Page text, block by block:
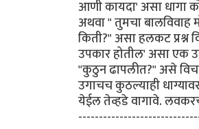
आणी कायदा' असा धागा
अथवा " तुमचा बालविवाह
किती?" असा हलकट प्रश्न
उपकार होतील' असा एक
"कुठुन ढापलीत?" असे
उगाचच कुठल्याही
येईल तेव्हडे वागावे.